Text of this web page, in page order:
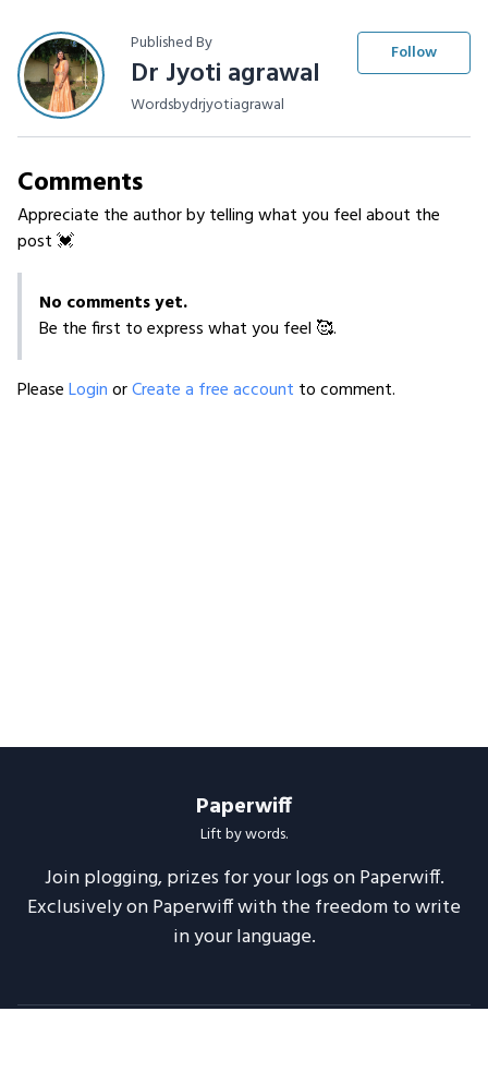
Published By
Dr Jyoti agrawal
Wordsbydrjyotiagrawal
Follow
Comments
Appreciate the author by telling what you feel about the
post 💓
No comments yet.
Be the first to express what you feel 🥰.
PleaseLoginorCreate a free account to comment.
Paperwiff
Lift by words.
Join plogging, prizes for your logs on Paperwiff.
Exclusively on Paperwiff with the freedom to write
in your language.